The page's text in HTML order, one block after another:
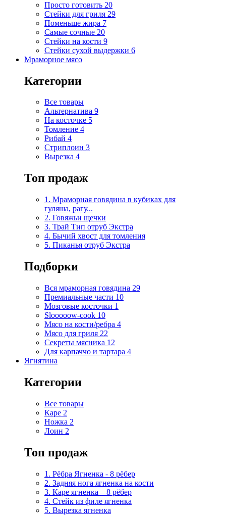
Просто готовить 20
Стейки для гриля 29
Поменьше жира 7
Самые сочные 20
Стейки на кости 9
Стейки сухой выдержки 6
Мраморное мясо
Категории
Все товары
Альтернатива 9
На косточке 5
Томление 4
Рибай 4
Стриплоин 3
Вырезка 4
Топ продаж
1. Мраморная говядина в кубиках для
гуляша, рагу...
2. Говяжьи щечки
3. Трай Тип отруб Экстра
4. Бычий хвост для томления
5. Пиканья отруб Экстра
Подборки
Вся мраморная говядина 29
Премиальные части 10
Мозговые косточки 1
Slooooow-cook 10
Мясо на кости/ребра 4
Мясо для гриля 22
Секреты мясника 12
Для карпаччо и тартара 4
Ягнятина
Категории
Все товары
Каре 2
Ножка 2
Лоин 2
Топ продаж
1. Рёбра Ягненка - 8 рёбер
2. Задняя нога ягненка на кости
3. Каре ягненка – 8 рёбер
4. Стейк из филе ягненка
5. Вырезка ягненка